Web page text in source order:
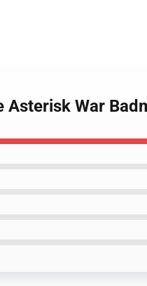
Asterisk War